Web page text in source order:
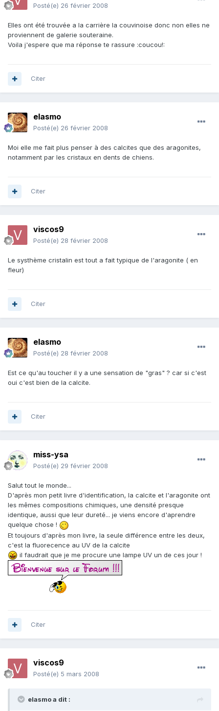
Posté(e) 26 février 2008
Elles ont été trouvée a la carrière la couvinoise donc non elles ne
proviennent de galerie souteraine.
Voila j'espere que ma réponse te rassure :coucou!:
Citer
elasmo
Posté(e) 26 février 2008
Moi elle me fait plus penser à des calcites que des aragonites,
notamment par les cristaux en dents de chiens.
Citer
viscos9
Posté(e) 28 février 2008
Le systhème cristalin est tout a fait typique de l'aragonite ( en
fleur)
Citer
elasmo
Posté(e) 28 février 2008
Est ce qu'au toucher il y a une sensation de "gras" ? car si c'est
oui c'est bien de la calcite.
Citer
miss-ysa
Posté(e) 29 février 2008
Salut tout le monde...
D'après mon petit livre d'identification, la calcite et l'aragonite ont
les mêmes compositions chimiques, une densité presque
identique, aussi que leur dureté... je viens encore d'aprendre
quelque chose !
Et toujours d'après mon livre, la seule différence entre les deux,
c'est la fluorecence au UV de la calcite
il faudrait que je me procure une lampe UV un de ces jour !
Citer
viscos9
Posté(e) 5 mars 2008
elasmo a dit :